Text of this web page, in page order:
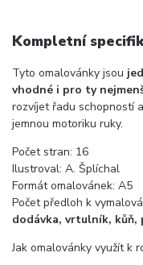
Kompletní
Tyto omalovánky jsou
vhodné i pro ty
rozvíjet řadu schopností
jemnou motoriku ruky.
Počet stran: 16
Ilustroval: A. Šplíchal
Formát omalovánek: A5
Počet předloh k
dodávka, vrtulník, kůň,
Jak omalovánky využít k